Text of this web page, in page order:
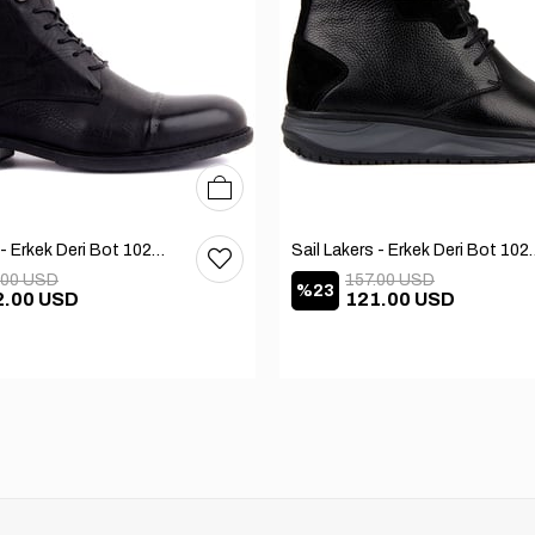
Sail Lakers - Erkek Deri Bot 102-1948-GOL
USD
USD
4142
Sail Lakers
%23 121.00 USD
157.00 USD